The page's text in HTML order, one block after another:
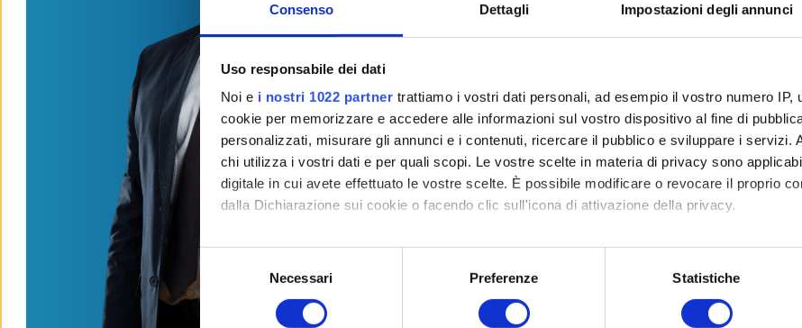
Consenso Dettagli Impostazioni degli annunci
Uso responsabile dei dati
Noi e i nostri 1022 partner trattiamo i vostri dati personali, ad esempio il vostro numero IP,
cookie per memorizzare e accedere alle informazioni sul vostro dispositivo al fine di
personalizzati, misurare gli annunci e i contenuti, ricercare il pubblico e sviluppare i servizi.
chi utilizza i vostri dati e per quali scopi. Le vostre scelte in materia di privacy sono
digitale in cui avete effettuato le vostre scelte. È possibile modificare o revocare il proprio
dalla Dichiarazione sui cookie o facendo clic sull'icona di attivazione della privacy.
Con il tuo consenso, vorremmo anche:
raccogliere informazioni sulla tua posizione geografica, con un'approssimazione di
Identificare il tuo dispositivo, scansionandolo attivamente alla ricerca di
digitali).
S
l
Necessari Preferenze Statistiche
Ho sempre svolto il mio lavoro con
metodo preciso.
Nel 2014 mi sono avvicinato alla
“colpo di fulmine”.
Nel 2018 entro a far parte della squadra
punto di partenza.
Il mio motto è: “Tu AGISCI, mentre gli